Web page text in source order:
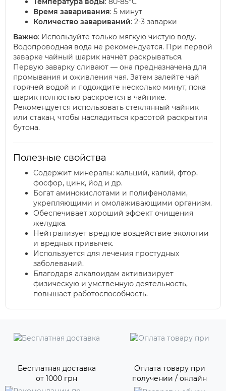
Время заваривания: 5 минут
Количество завариваний: 2-3 заварки
Важно: Используйте только мягкую чистую воду.
Водопроводная вода не рекомендуется. При первой
заварке чайный шарик начнёт раскрываться.
Первую заварку сливают — она предназначена для
промывания и оживления чая. Затем залейте чай
горячей водой и подождите несколько минут, пока
шарик полностью раскроется в чайнике.
Рекомендуется использовать стеклянный чайник
или стакан, чтобы насладиться красотой раскрытия
бутона.
Полезные свойства
Содержит минералы: кальций, калий, фтор,
фосфор, цинк, йод и др.
Богат аминокислотами и полифенолами,
укрепляющими и омолаживающими организм.
Обеспечивает хороший эффект очищения
желудка.
Нейтрализует вредное воздействие экологии
и вредных привычек.
Используется для лечения простудных
заболеваний.
Благодаря алкалоидам активизирует
физическую и умственную деятельность,
повышает работоспособность.
Бесплатная доставка
от 1000 грн
Оплата товару при
получении / онлайн